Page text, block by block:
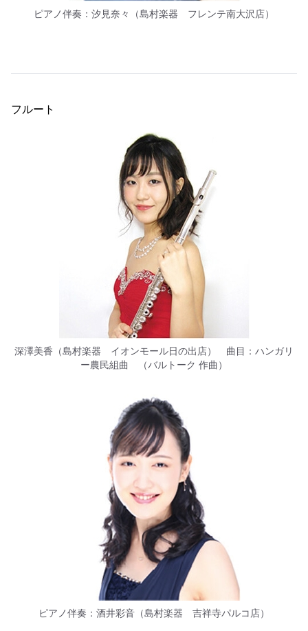
ピアノ伴奏：汐見奈々（島村楽器 フレンテ南大沢店）
フルート
深澤美香（島村楽器 イオンモール日の出店） 曲目：ハンガリ
ー農民組曲 （バルトーク 作曲）
ピアノ伴奏：酒井彩音（島村楽器 吉祥寺パルコ店）